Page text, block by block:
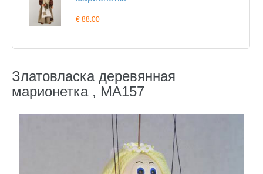
€ 88.00
Златовласка деревянная
марионетка , MA157